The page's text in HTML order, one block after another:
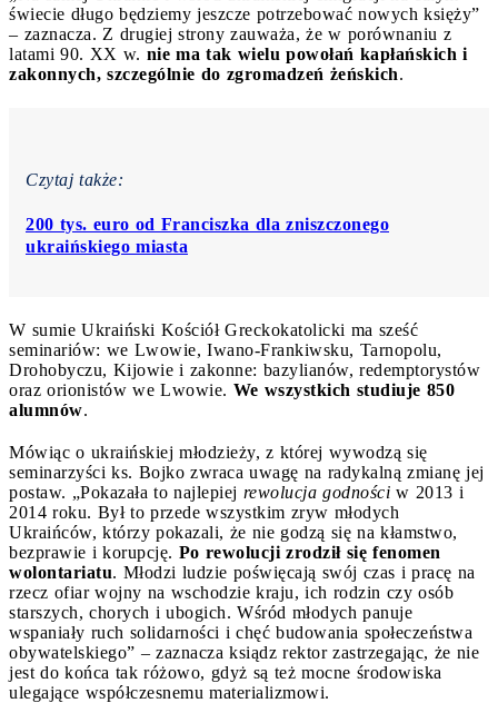
świecie długo będziemy jeszcze potrzebować nowych księży”
– zaznacza. Z drugiej strony zauważa, że w porównaniu z
latami 90. XX w. nie ma tak wielu powołań kapłańskich i
zakonnych, szczególnie do zgromadzeń żeńskich.
Czytaj także:
200 tys. euro od Franciszka dla zniszczonego
ukraińskiego miasta
W sumie Ukraiński Kościół Greckokatolicki ma sześć
seminariów: we Lwowie, Iwano-Frankiwsku, Tarnopolu,
Drohobyczu, Kijowie i zakonne: bazylianów, redemptorystów
oraz orionistów we Lwowie. We wszystkich studiuje 850
alumnów.
Mówiąc o ukraińskiej młodzieży, z której wywodzą się
seminarzyści ks. Bojko zwraca uwagę na radykalną zmianę jej
postaw. „Pokazała to najlepiej rewolucja godności w 2013 i
2014 roku. Był to przede wszystkim zryw młodych
Ukraińców, którzy pokazali, że nie godzą się na kłamstwo,
bezprawie i korupcję. Po rewolucji zrodził się fenomen
wolontariatu. Młodzi ludzie poświęcają swój czas i pracę na
rzecz ofiar wojny na wschodzie kraju, ich rodzin czy osób
starszych, chorych i ubogich. Wśród młodych panuje
wspaniały ruch solidarności i chęć budowania społeczeństwa
obywatelskiego” – zaznacza ksiądz rektor zastrzegając, że nie
jest do końca tak różowo, gdyż są też mocne środowiska
ulegające współczesnemu materializmowi.